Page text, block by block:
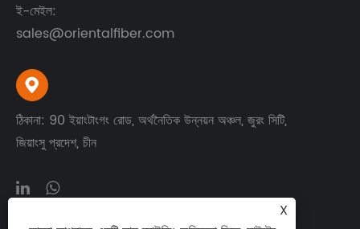
ই-মেইল:
sales@orientalfiber.com

ঠিকানা: 90 ইয়াংটাংগং রোড, অর্থনৈতিক উন্নয়ন অঞ্চল, জুরং সিটি,
জিয়াংসু প্রদেশ, চীন
X